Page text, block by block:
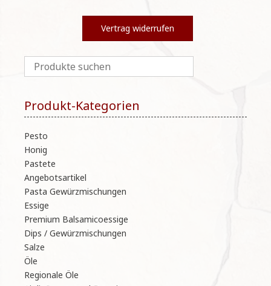
Vertrag widerrufen
Produkt-Kategorien
Pesto
Honig
Pastete
Angebotsartikel
Pasta Gewürzmischungen
Essige
Premium Balsamicoessige
Dips / Gewürzmischungen
Salze
Öle
Regionale Öle